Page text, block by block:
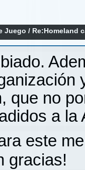
Juego / Re:Homeland
que no
a la
este
gracias!